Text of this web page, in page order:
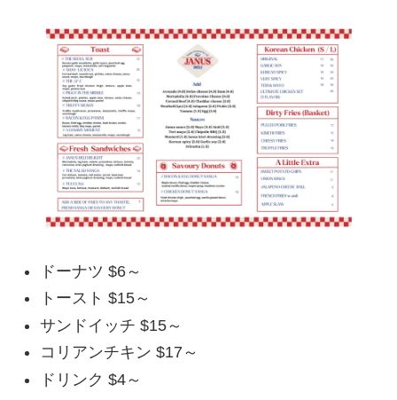
ドーナツ $6～
トースト $15～
サンドイッチ $15～
コリアンチキン $17～
ドリンク $4～